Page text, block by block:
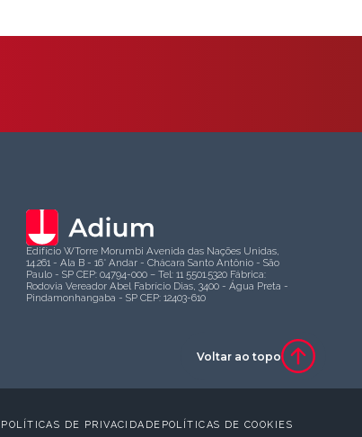
Edifício WTorre Morumbi Avenida das Nações Unidas,
14.261 - Ala B - 16° Andar - Chácara Santo Antônio - São
Paulo - SP CEP: 04794-000 – Tel: 11 5501.5320 Fábrica:
Rodovia Vereador Abel Fabrício Dias, 3400 - Água Preta -
Pindamonhangaba - SP CEP: 12403-610
POLÍTICAS DE PRIVACIDADE POLÍTICAS DE COOKIES
Voltar ao topo